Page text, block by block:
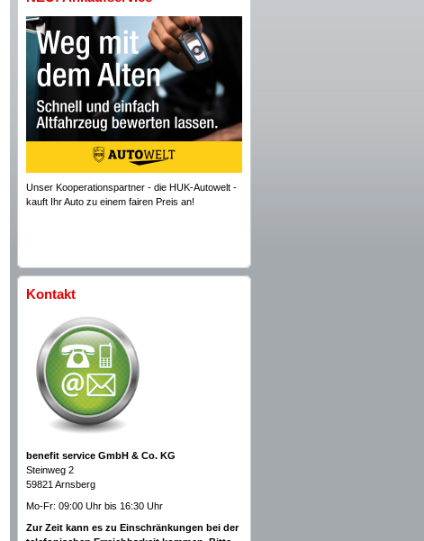
Unser Kooperationspartner - die HUK-Autowelt -
kauft Ihr Auto zu einem fairen Preis an!
Kontakt
benefit service GmbH & Co. KG
Steinweg 2
59821 Arnsberg
Mo-Fr: 09:00 Uhr bis 16:30 Uhr
Zur Zeit kann es zu Einschränkungen bei der